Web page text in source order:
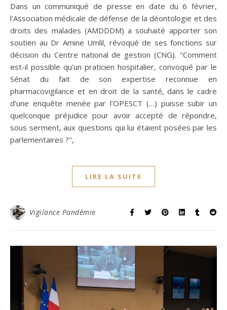
Dans un communiqué de presse en date du 6 février,
l'Association médicale de défense de la déontologie et des
droits des malades (AMDDDM) a souhaité apporter son
soutien au Dr Amine Umlil, révoqué de ses fonctions sur
décision du Centre national de gestion (CNG). "Comment
est-il possible qu’un praticien hospitalier, convoqué par le
Sénat du fait de son expertise reconnue en
pharmacovigilance et en droit de la santé, dans le cadre
d’une enquête menée par l’OPESCT (…) puisse subir un
quelconque préjudice pour avoir accepté de répondre,
sous serment, aux questions qui lui étaient posées par les
parlementaires ?",
LIRE LA SUITE
Vigilance Pandémie